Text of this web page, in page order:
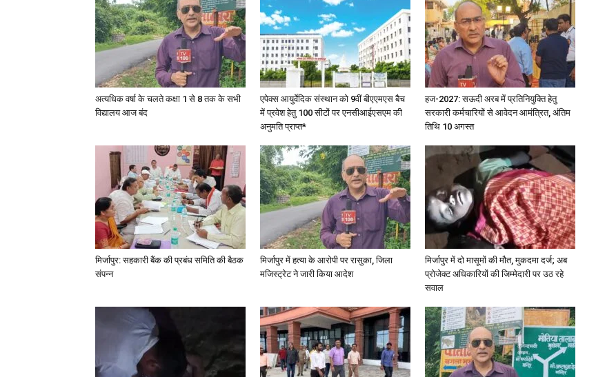
अत्यधिक वर्षा के चलते कक्षा 1 से 8 तक के सभी
विद्यालय आज बंद
एपेक्स आयुर्वेदिक संस्थान को 9वीं बीएएमएस बैच
में प्रवेश हेतु 100 सीटों पर एनसीआईएसएम की
अनुमति प्राप्त*
हज-2027: सऊदी अरब में प्रतिनियुक्ति हेतु
सरकारी कर्मचारियों से आवेदन आमंत्रित, अंतिम
तिथि 10 अगस्त
मिर्जापुर: सहकारी बैंक की प्रबंध समिति की बैठक
संपन्न
मिर्जापुर में हत्या के आरोपी पर रासुका, जिला
मजिस्ट्रेट ने जारी किया आदेश
मिर्जापुर में दो मासूमों की मौत, मुकदमा दर्ज; अब
प्रोजेक्ट अधिकारियों की जिम्मेदारी पर उठ रहे
सवाल